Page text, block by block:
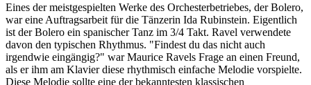
Eines der meistgespielten Werke des Orchesterbetriebes, der Bolero,
war eine Auftragsarbeit für die Tänzerin Ida Rubinstein. Eigentlich
ist der Bolero ein spanischer Tanz im 3/4 Takt. Ravel verwendete
davon den typischen Rhythmus. "Findest du das nicht auch
irgendwie eingängig?" war Maurice Ravels Frage an einen Freund,
als er ihm am Klavier diese rhythmisch einfache Melodie vorspielte.
Diese Melodie sollte eine der bekanntesten klassischen